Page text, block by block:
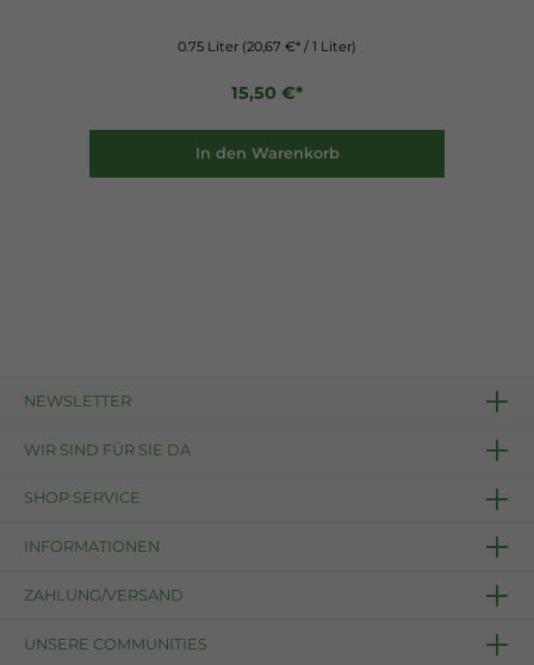
0.75 Liter (20,67 €* / 1 Liter)
15,50 €*
In den Warenkorb
NEWSLETTER
WIR SIND FÜR SIE DA
SHOP SERVICE
INFORMATIONEN
ZAHLUNG/VERSAND
UNSERE COMMUNITIES